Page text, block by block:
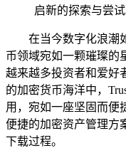
启新的探索与尝试
在当今数字化浪潮
币领域宛如一颗璀璨的
越来越多投资者和爱好
的加密货币海洋中，
用，宛如一座坚固而便
便捷的加密资产管理方
下载过程。